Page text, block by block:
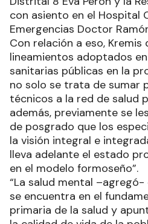
con asiento en el Hospital
Emergencias Doctor
Con relación a eso,
lineamientos adoptados
sanitarias públicas en la
no solo se trata de sumar
técnicos a la red de salud
además, previamente se
de posgrado que los
la visión integral e
lleva adelante el estado
en el modelo formoseño”.
“La salud mental
se encuentra en el
primaria de la salud y